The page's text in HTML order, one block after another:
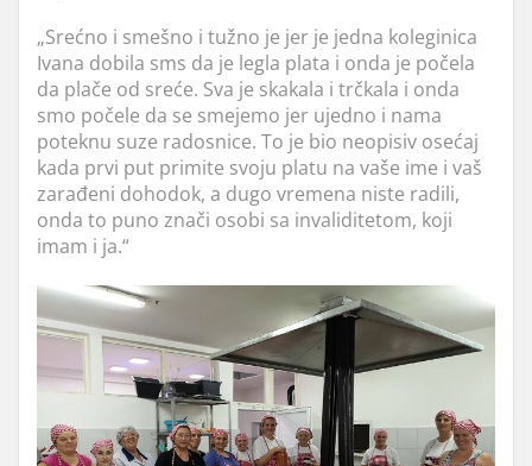
„Srećno i smešno i tužno je jer je jedna koleginica
Ivana dobila sms da je legla plata i onda je počela
da plače od sreće. Sva je skakala i trčkala i onda
smo počele da se smejemo jer ujedno i nama
poteknu suze radosnice. To je bio neopisiv osećaj
kada prvi put primite svoju platu na vaše ime i vaš
zarađeni dohodok, a dugo vremena niste radili,
onda to puno znači osobi sa invaliditetom, koji
imam i ja.“